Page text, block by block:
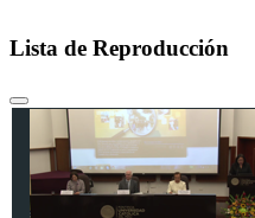
Lista de Reproducción